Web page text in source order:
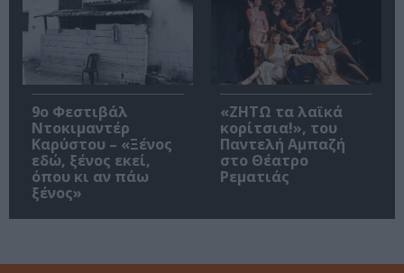
9ο Φεστιβάλ
Ντοκιμαντέρ
Καρύστου – «Ξένος
εδώ, ξένος εκεί,
όπου κι αν πάω
ξένος»
«ΖΗΤΩ τα λαϊκά
κορίτσια!», του
Παντελή Αμπαζή
στο Θέατρο
Ρεματιάς